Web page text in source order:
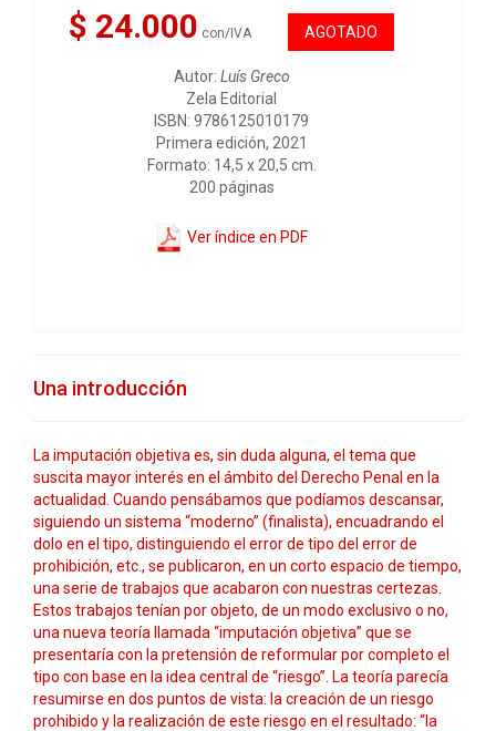
$ 24.000 con/IVA AGOTADO
Autor: Luís Greco
Zela Editorial
ISBN: 9786125010179
Primera edición, 2021
Formato: 14,5 x 20,5 cm.
200 páginas
Ver índice en PDF
Una introducción
La imputación objetiva es, sin duda alguna, el tema que
suscita mayor interés en el ámbito del Derecho Penal en la
actualidad. Cuando pensábamos que podíamos descansar,
siguiendo un sistema “moderno” (finalista), encuadrando el
dolo en el tipo, distinguiendo el error de tipo del error de
prohibición, etc., se publicaron, en un corto espacio de tiempo,
una serie de trabajos que acabaron con nuestras certezas.
Estos trabajos tenían por objeto, de un modo exclusivo o no,
una nueva teoría llamada “imputación objetiva” que se
presentaría con la pretensión de reformular por completo el
tipo con base en la idea central de “riesgo”. La teoría parecía
resumirse en dos puntos de vista: la creación de un riesgo
prohibido y la realización de este riesgo en el resultado: “la